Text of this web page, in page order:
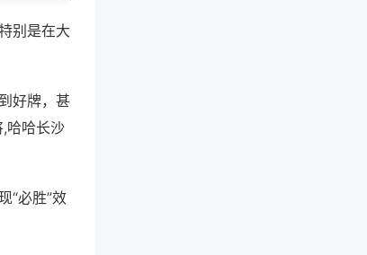
别是在大
好牌，甚
哈哈长沙
“必胜”效